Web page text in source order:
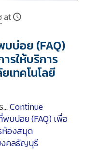
at
บ่อย (FAQ)
ให้บริการ
เทคโนโลยี
…Continue
บบ่อย (FAQ) เพื่อ
องสมุด
งคลธัญบุรี